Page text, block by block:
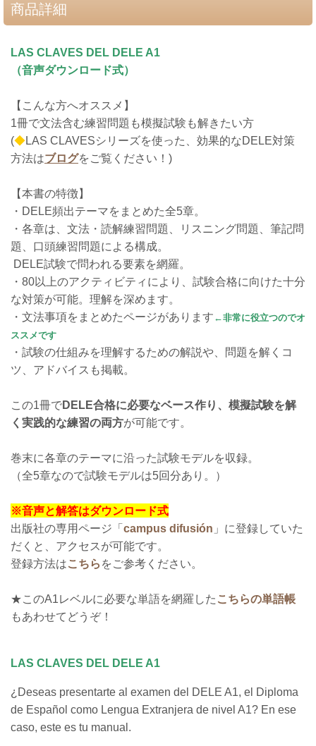
商品詳細
LAS CLAVES DEL DELE A1
（音声ダウンロード式）
【こんな方へオススメ】
1冊で文法含む練習問題も模擬試験も解きたい方
(◆LAS CLAVESシリーズを使った、効果的なDELE対策
方法はブログをご覧ください！)
【本書の特徴】
・DELE頻出テーマをまとめた全5章。
・各章は、文法・読解練習問題、リスニング問題、筆記問
題、口頭練習問題による構成。
DELE試験で問われる要素を網羅。
・80以上のアクティビティにより、試験合格に向けた十分
な対策が可能。理解を深めます。
・文法事項をまとめたページがあります ←非常に役立つのでオ
ススメです
・試験の仕組みを理解するための解説や、問題を解くコ
ツ、アドバイスも掲載。
この1冊でDELE合格に必要なベース作り、模擬試験を解
く実践的な練習の両方が可能です。
巻末に各章のテーマに沿った試験モデルを収録。
（全5章なので試験モデルは5回分あり。）
※音声と解答はダウンロード式
出版社の専用ページ「 campus difusión 」に登録していた
だくと、アクセスが可能です。
登録方法はこちら をご参考ください。
★このA1レベルに必要な単語を網羅した こちらの単語帳
もあわせてどうぞ！
LAS CLAVES DEL DELE A1
¿Deseas presentarte al examen del DELE A1, el Diploma
de Español como Lengua Extranjera de nivel A1? En ese
caso, este es tu manual.